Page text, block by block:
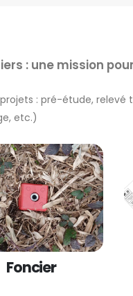
: une mission
: pré-étude,
etc.)
Foncier